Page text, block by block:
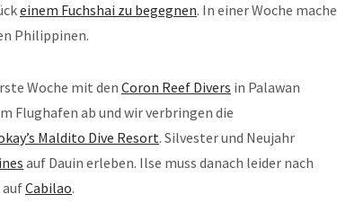
einem Fuchshai zu begegnen. In einer Woche mache
Philippinen.
Woche mit den Coron Reef Divers in Palawan
Flughafen ab und wir verbringen die
Maldito Dive Resort. Silvester und Neujahr
auf Dauin erleben. Ilse muss danach leider nach
aufCabilao.